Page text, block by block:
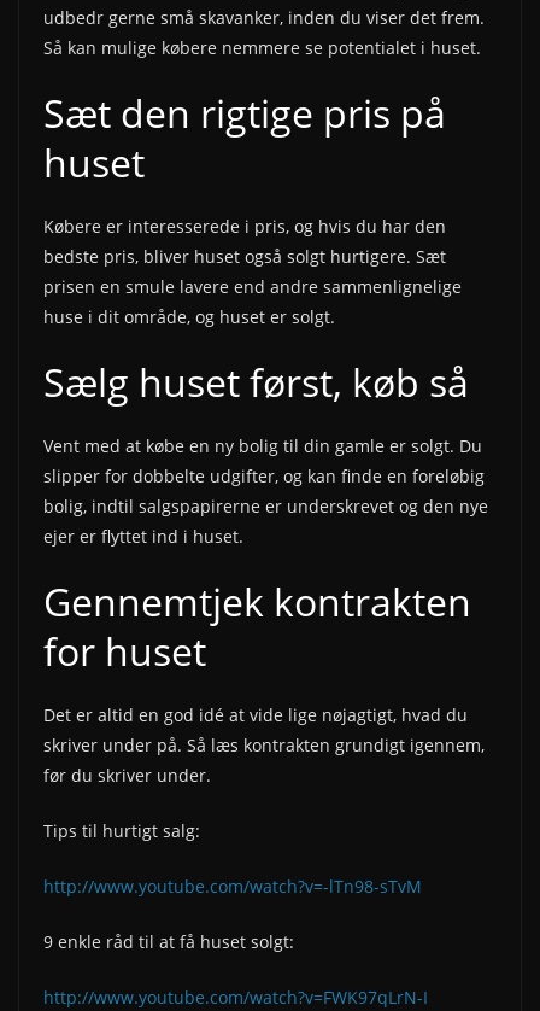
udbedr gerne små skavanker, inden du viser det frem.
Så kan mulige købere nemmere se potentialet i huset.
Sæt den rigtige pris på
huset
Købere er interesserede i pris, og hvis du har den
bedste pris, bliver huset også solgt hurtigere. Sæt
prisen en smule lavere end andre sammenlignelige
huse i dit område, og huset er solgt.
Sælg huset først, køb så
Vent med at købe en ny bolig til din gamle er solgt. Du
slipper for dobbelte udgifter, og kan finde en foreløbig
bolig, indtil salgspapirerne er underskrevet og den nye
ejer er flyttet ind i huset.
Gennemtjek kontrakten
for huset
Det er altid en god idé at vide lige nøjagtigt, hvad du
skriver under på. Så læs kontrakten grundigt igennem,
før du skriver under.
Tips til hurtigt salg:
http://www.youtube.com/watch?v=-lTn98-sTvM
9 enkle råd til at få huset solgt:
http://www.youtube.com/watch?v=FWK97qLrN-I